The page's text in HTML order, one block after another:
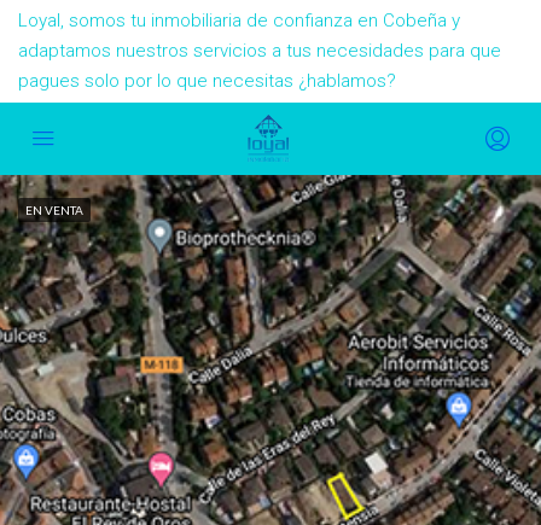
Loyal, somos tu inmobiliaria de confianza en Cobeña y
adaptamos nuestros servicios a tus necesidades para que
pagues solo por lo que necesitas ¿hablamos?
EN VENTA